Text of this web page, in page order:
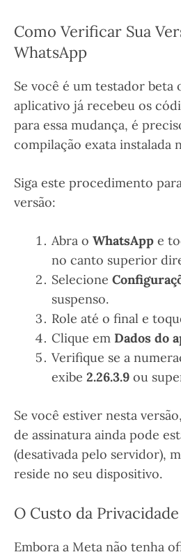
Como Verificar Sua
WhatsApp
Se você é um testador beta
aplicativo já recebeu os
para essa mudança, é
compilação exata instalada
Siga este procedimento
versão:
Abra o WhatsApp e
no canto superior
Selecione
suspenso.
Role até o final e
Clique em Dados do
Verifique se a
exibe 2.26.3.9 ou
Se você estiver nesta
de assinatura ainda pode
(desativada pelo servidor),
reside no seu dispositivo.
O Custo da
Embora a Meta não tenha